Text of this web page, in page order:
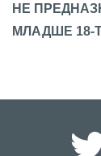
НЕ
МЛАДШЕ 18-